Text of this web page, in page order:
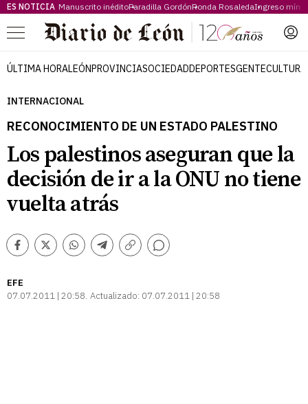
ES NOTICIA Manuscrito inéditoParadilla GordónRonda RosaledaIngreso
Menú
ÚLTIMA HORALEÓNPROVINCIASOCIEDADDEPORTESGENTECULTURA
INTERNACIONAL
RECONOCIMIENTO DE UN ESTADO PALESTINO
Los palestinos aseguran que la
decisión de ir a la ONU no tiene
vuelta atrás
Facebook
TwitterWhatsappTelegram
Copiar
Comentarios
EFE
07.07.2011 | 20:58 Actualizado: 07.07.2011 | 20:58